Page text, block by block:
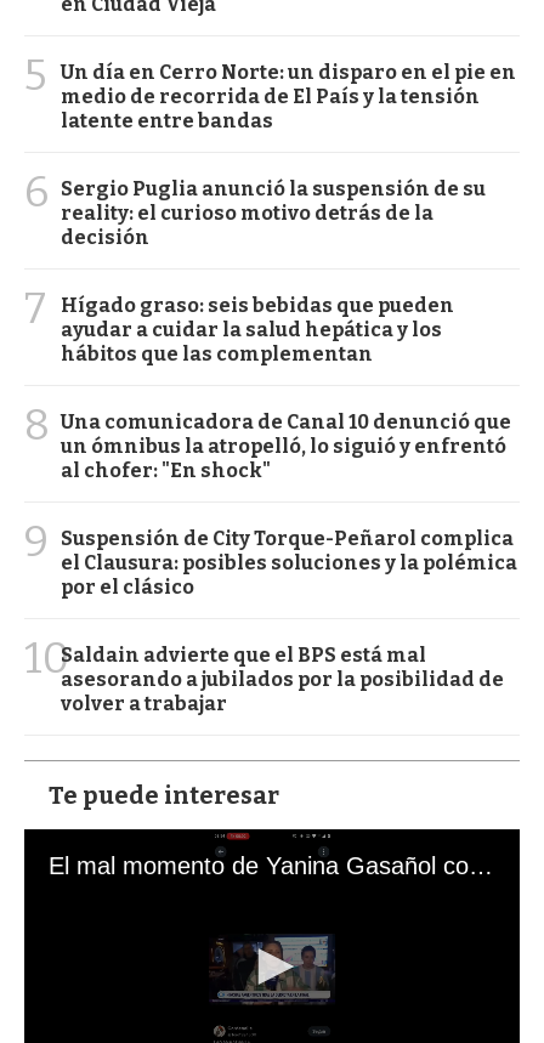
5
Un día en Cerro Norte: un disparo en el pie en
medio de recorrida de El País y la tensión
latente entre bandas
6
Sergio Puglia anunció la suspensión de su
reality: el curioso motivo detrás de la
decisión
7
Hígado graso: seis bebidas que pueden
ayudar a cuidar la salud hepática y los
hábitos que las complementan
8 Una comunicadora de Canal 10 denunció que
un ómnibus la atropelló, lo siguió y enfrentó
al chofer: "En shock"
9
Suspensión de City Torque-Peñarol complica
el Clausura: posibles soluciones y la polémica
por el clásico
10Saldain advierte que el BPS está mal
asesorando a jubilados por la posibilidad de
volver a trabajar
Te puede interesar
El mal momento de Yanina Gasañol con un hincha argentino en "Subrayado"